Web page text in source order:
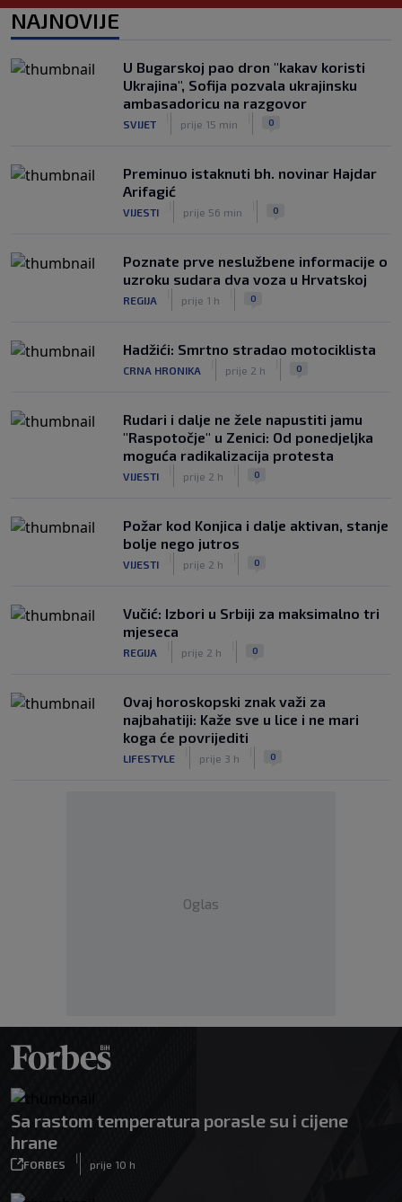
Otkriven uzrok smrti NBA košarkaša:
Brandon Clarke preminuo od
kombinacije heroina i kokaina
KOŠARKA
|
prije 3 h 0
NAJNOVIJE
U Bugarskoj pao dron "kakav koristi
Ukrajina", Sofija pozvala ukrajinsku
ambasadoricu na razgovor
SVIJET prije 15 min 0
Preminuo istaknuti bh. novinar Hajdar
Arifagić
VIJESTI prije 56 min 0
Poznate prve neslužbene informacije o
uzroku sudara dva voza u Hrvatskoj
REGIJA prije 1 h 0
Hadžići: Smrtno stradao motociklista
CRNA HRONIKA prije 2 h 0
Rudari i dalje ne žele napustiti jamu
"Raspotočje" u Zenici: Od ponedjeljka
moguća radikalizacija protesta
VIJESTI prije 2 h 0
Požar kod Konjica i dalje aktivan, stanje
bolje nego jutros
VIJESTI prije 2 h 0
Vučić: Izbori u Srbiji za maksimalno tri
mjeseca
REGIJA prije 2 h 0
Ovaj horoskopski znak važi za
najbahatiji: Kaže sve u lice i ne mari
koga će povrijediti
LIFESTYLE prije 3 h 0
Oglas
Sa rastom temperatura porasle su i cijene
hrane
FORBES
|
prije 10 h